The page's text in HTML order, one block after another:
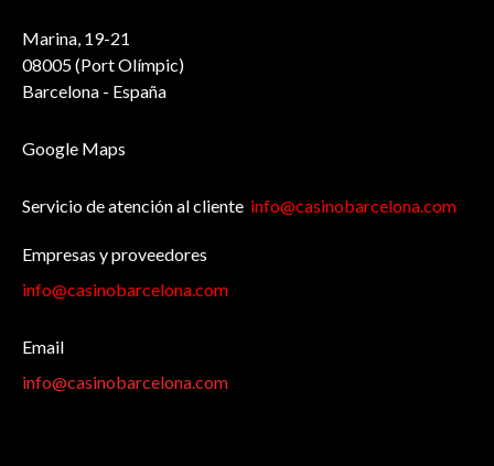
Marina, 19-21
08005 (Port Olímpic)
Barcelona - España
Google Maps
Servicio de atención al cliente info@casinobarcelona.com
Empresas y proveedores
info@casinobarcelona.com
Email
info@casinobarcelona.com